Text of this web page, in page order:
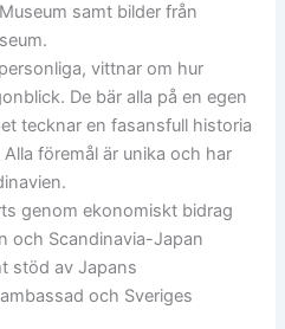
samt bilder från
vittnar om hur
De bär alla på en egen
tecknar en fasansfull historia
föremål är unika och har
genom ekonomiskt bidrag
och Scandinavia-Japan
stöd av Japans
och Sveriges